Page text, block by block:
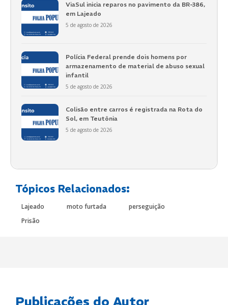
ViaSul inicia reparos no pavimento da BR-386,
em Lajeado
5 de agosto de 2026
Polícia Federal prende dois homens por
armazenamento de material de abuso sexual
infantil
5 de agosto de 2026
Colisão entre carros é registrada na Rota do
Sol, em Teutônia
5 de agosto de 2026
Tópicos Relacionados:
Lajeado moto furtada
perseguição
Prisão
Publicações do Autor